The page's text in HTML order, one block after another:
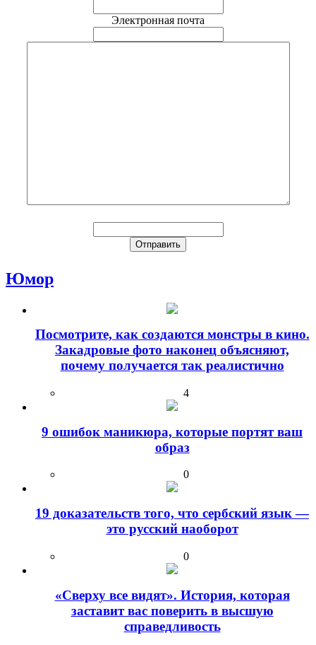
Электронная почта
Юмор
Посмотрите, как создаются монстры в кино.
Закадровые фото наконец объясняют,
почему получается так реалистично
4
9 ошибок маникюра, которые портят ваш
образ
0
19 доказательств того, что сербский язык —
это русский наоборот
0
«Сверху все видят». История, которая
заставит вас поверить в высшую
справедливость